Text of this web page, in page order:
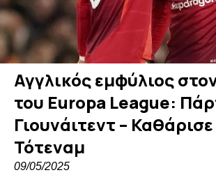
Αγγλικός εμφύλιος
του Europa League:
Γιουνάιτεντ –
Τότεναμ
09/05/2025